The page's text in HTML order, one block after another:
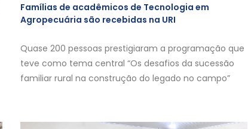
Famílias de acadêmicos de Tecnologia em
Agropecuária são recebidas na URI
Quase 200 pessoas prestigiaram a programação que
teve como tema central “Os desafios da sucessão
familiar rural na construção do legado no campo”